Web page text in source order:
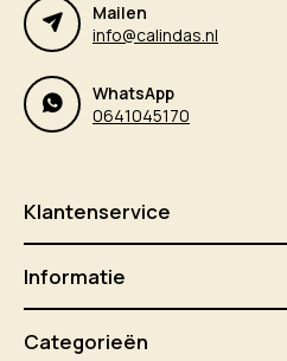
Mailen
info@calindas.nl
WhatsApp
0641045170
Klantenservice
Informatie
Categorieën